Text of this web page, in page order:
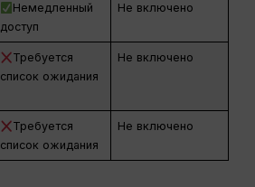
Немедленный
доступ
Не включено
Требуется
список ожидания
Не включено
Требуется
список ожидания
Не включено